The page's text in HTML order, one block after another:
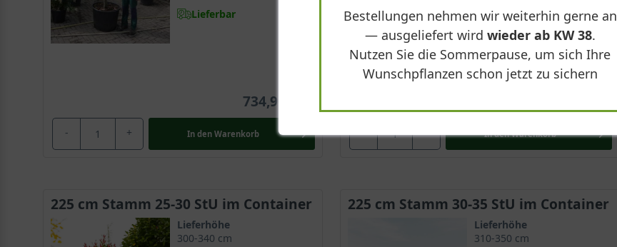
Lieferbar
734,90 €
- + In den Warenkorb
Lieferbar
- + In den Warenkorb
225 cm Stamm 25-30 StU im Container
Lieferhöhe
300-340 cm
225 cm Stamm 30-35 StU im Container
Lieferhöhe
310-350 cm
Bestellungen nehmen wir weiterhin gerne an
— ausgeliefert wird wieder ab KW 38.
Nutzen Sie die Sommerpause, um sich Ihre
Wunschpflanzen schon jetzt zu sichern